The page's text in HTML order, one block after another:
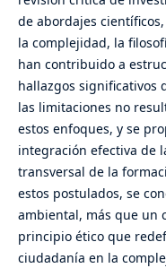
de abordajes
la complejidad, la
han contribuido a
hallazgos significativos
las limitaciones no
estos enfoques, y se
integración efectiva de
transversal de la
estos postulados, se
ambiental, más que un
principio ético que
ciudadanía en la